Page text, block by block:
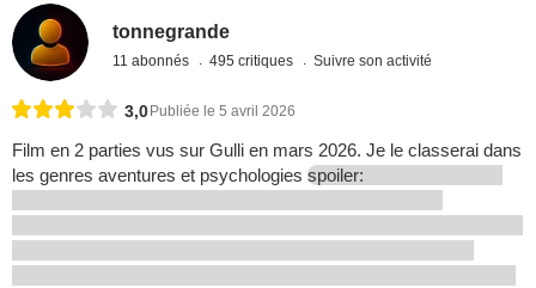
tonnegrande
11 abonnés 495 critiques Suivre son activité
3,0Publiée le 5 avril 2026
Film en 2 parties vus sur Gulli en mars 2026. Je le classerai dans
les genres aventures et psychologies spoiler: